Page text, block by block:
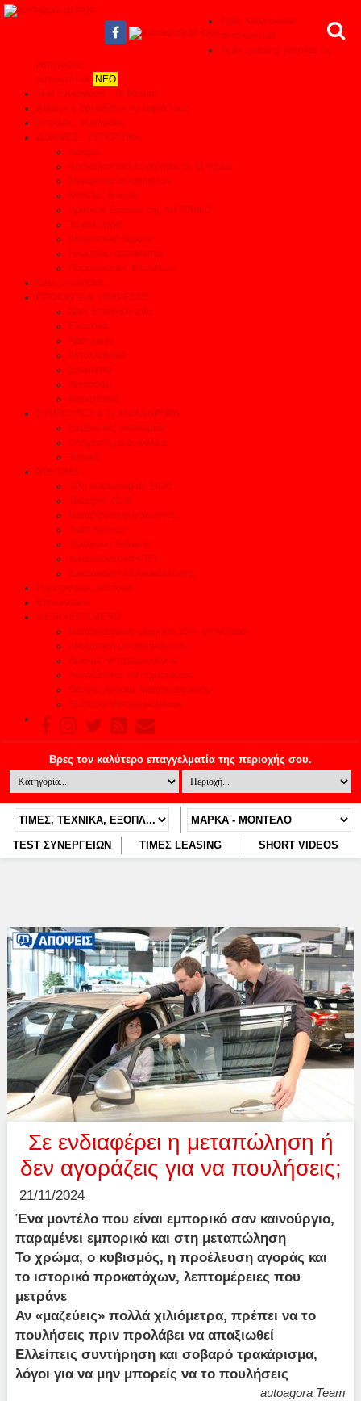
Τιμές Καινούριων
αυτοκινήτων
Τιμές Leasing για όλες τις
κατηγορίες
αυτοκινήτων ΝΕΟ
Test Συνεργείων - Το θαύμα!
Αξίζουν ή δεν αξίζουν τα λεφτά τους
Απόψεις - Αναλύσεις
ΔΟΚΙΜΕΣ - ΣΥΓΚΡΙΤΙΚΑ
Δοκιμές
Αποκαλυπτικά Συγκριτικά σε 11 τομείς
Συγκριτικά αυτοκινήτων
Μεγάλες δοκιμές
Αρθρα & Ερευνες της AUTOBILD
Τα καλύτερα
Αγοραστικά θέματα
Ηλεκτρικά αυτοκίνητα
Παρουσιάσεις Μοντέλων
Όλες οι ειδήσεις
ΠΡΟΙΟΝΤΑ & ΥΠΗΡΕΣΙΕΣ
Βρες Επαγγελματία
Ελαστικά
After sales
Ανταλλακτικά
Συνεργεία
Αξεσουάρ
Φανοποιεία
ΣΥΜΒΟΥΛΕΣ & ΤΕΧΝΙΚΑ ΑΡΘΡΑ
Συμβουλές οικονομίας
Οδηγείστε με ασφάλεια
Τεχνικά
ΧΡΗΣΙΜΑ
Τέλη κυκλοφορίας 2026
Τεκμήρια 2026
Μεταβίβαση αυτοκινήτου
Τιμές Διοδίων
Τηλέφωνα Ανάγκης
Δικαιολογητικά ΚΤΕΟ
Δικαιολογητικά Ανακύκλωσης
Ηλεκτρονικές εκδόσεις
Επικοινωνία
ΜΕΤΑΧΕΙΡΙΣΜΕΝΟ
Μεταχειρισμένα μέχρι και 35% φτηνότερα
Αναζήτηση μεταχειρισμένου
Δοκιμές Μεταχειρισμένων
Αγοράζοντας Μεταχειρισμένο
Οδηγός Αγοράς Μεταχειρισμένου
Έμποροι Μεταχειρισμένων
TEST ΣΥΝΕΡΓΕΙΩΝ ΤΙΜΕΣ LEASING SHORT VIDEOS
Σε ενδιαφέρει η μεταπώληση ή
δεν αγοράζεις για να πουλήσεις;
21/11/2024
Ένα μοντέλο που είναι εμπορικό σαν καινούργιο,
παραμένει εμπορικό και στη μεταπώληση
Το χρώμα, ο κυβισμός, η προέλευση αγοράς και
το ιστορικό προκατόχων, λεπτομέρειες που
μετράνε
Αν «μαζεύεις» πολλά χιλιόμετρα, πρέπει να το
πουλήσεις πριν προλάβει να απαξιωθεί
Ελλείπεις συντήρηση και σοβαρό τρακάρισμα,
λόγοι για να μην μπορείς να το πουλήσεις
autoagora Team